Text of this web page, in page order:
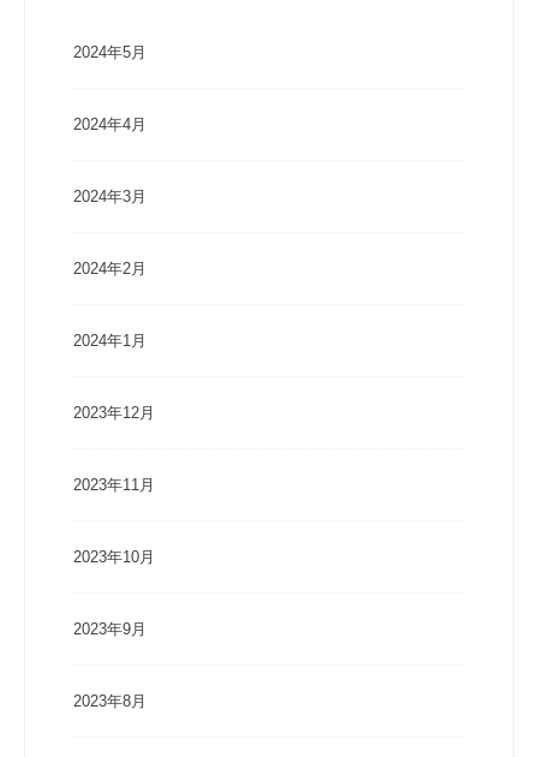
2024年5月
2024年4月
2024年3月
2024年2月
2024年1月
2023年12月
2023年11月
2023年10月
2023年9月
2023年8月